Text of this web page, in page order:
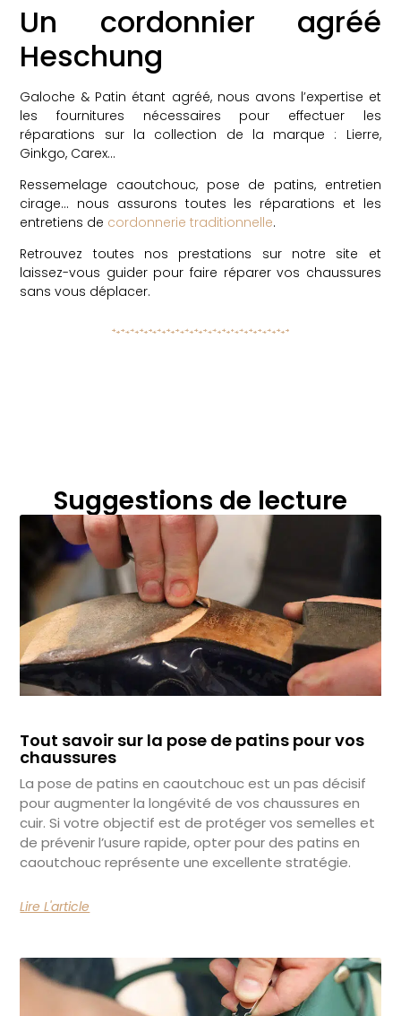
Un cordonnier agréé
Heschung
Galoche & Patin étant agréé, nous avons l’expertise et
les fournitures nécessaires pour effectuer les
réparations sur la collection de la marque : Lierre,
Ginkgo, Carex…
Ressemelage caoutchouc, pose de patins, entretien
cirage… nous assurons toutes les réparations et les
entretiens de cordonnerie traditionnelle.
Retrouvez toutes nos prestations sur notre site et
laissez-vous guider pour faire réparer vos chaussures
sans vous déplacer.
Suggestions de lecture
Tout savoir sur la pose de patins pour vos
chaussures
La pose de patins en caoutchouc est un pas décisif
pour augmenter la longévité de vos chaussures en
cuir. Si votre objectif est de protéger vos semelles et
de prévenir l’usure rapide, opter pour des patins en
caoutchouc représente une excellente stratégie.
Lire L'article